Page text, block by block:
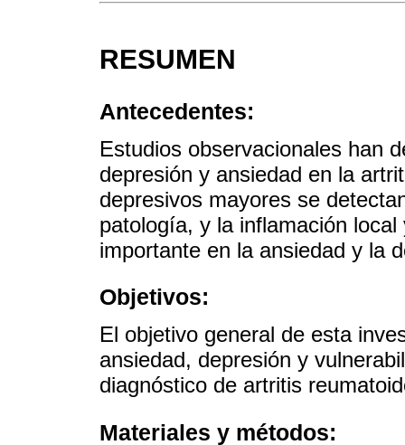
RESUMEN
Antecedentes:
Estudios observacionales han
depresión y ansiedad en la
depresivos mayores se
patología, y la inflamación
importante en la ansiedad y la
Objetivos:
El objetivo general de esta
ansiedad, depresión y
diagnóstico de artritis
Materiales y métodos: